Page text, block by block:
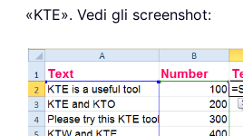
«KTE». Vedi gli screenshot: